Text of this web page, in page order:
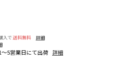
入で 送料無料
詳細
5営業日にて出荷 詳細